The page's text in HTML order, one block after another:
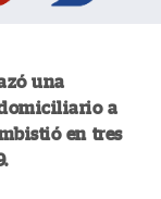
una
a
en tres